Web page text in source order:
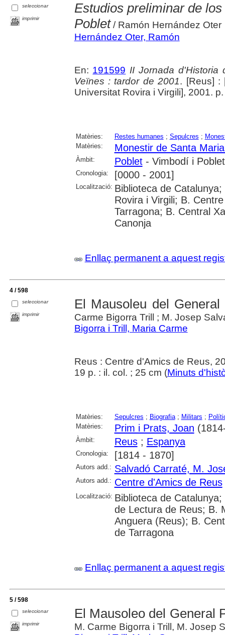
seleccionar
imprimir
Estudios preliminar de
Poblet/ Ramón Hernández Oter
Hernández Oter, Ramón
En: 191599 II Jornada d'Historia
Veïnes : tardor de 2001. [Reus] :
Universitat Rovira i Virgili], 2001.
Matèries: Restes humanes ; Sepulcres ;
Matèries:
Monestir de Santa
Àmbit: Poblet- Vimbodí i Poblet
Cronologia: [0000 - 2001]
Localització: Biblioteca de
Rovira i Virgili; B.
Tarragona; B. Central
Canonja
Enllaç permanent a aquest
4 / 598
seleccionar
imprimir
El Mausoleu del
Carme Bigorra Trill ; M. Josep
Bigorra i Trill, Maria Carme
Reus : Centre d'Amics de Reus,
19 p. : il. col. ; 25 cm (Minuts
Matèries: Sepulcres ; Biografia; Militars ;
Matèries:
Prim i Prats, Joan
Àmbit: Reus; Espanya
Cronologia: [1814 - 1870]
Autors add.: Salvadó Carraté, M.
Autors add.: Centre d'Amics de Reus
Localització: Biblioteca de
de Lectura de Reus; B.
Anguera (Reus); B.
de Tarragona
Enllaç permanent a aquest
5 / 598
seleccionar
imprimir
El Mausoleo del General
M. Carme Bigorra i Trill, M. Josep